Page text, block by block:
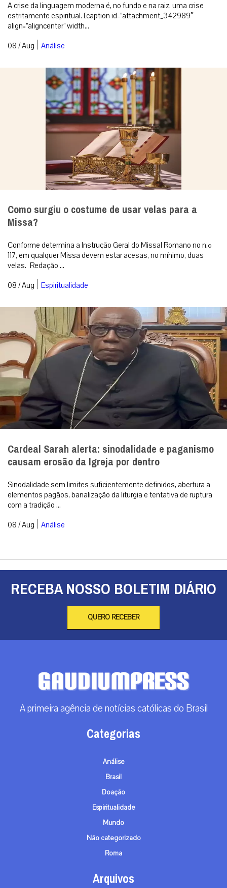
A crise da linguagem moderna é, no fundo e na raiz, uma crise
estritamente espiritual. [caption id=”attachment_342989″
align=”aligncenter” width...
08 / Aug | Análise
Como surgiu o costume de usar velas para a
Missa?
Conforme determina a Instrução Geral do Missal Romano no n.º
117, em qualquer Missa devem estar acesas, no mínimo, duas
velas. Redação ...
08 / Aug | Espiritualidade
Cardeal Sarah alerta: sinodalidade e paganismo
causam erosão da Igreja por dentro
Sinodalidade sem limites suficientemente definidos, abertura a
elementos pagãos, banalização da liturgia e tentativa de ruptura
com a tradição ...
08 / Aug | Análise
RECEBA NOSSO BOLETIM DIÁRIO
QUERO RECEBER
A primeira agência de notícias católicas do Brasil
Categorias
Análise
Brasil
Doação
Espiritualidade
Mundo
Não categorizado
Roma
Arquivos